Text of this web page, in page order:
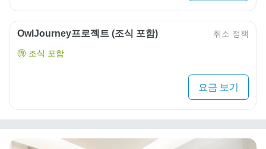
OwlJourney프로젝트 (조식 포함) 취소 정책
조식 포함
요금 보기